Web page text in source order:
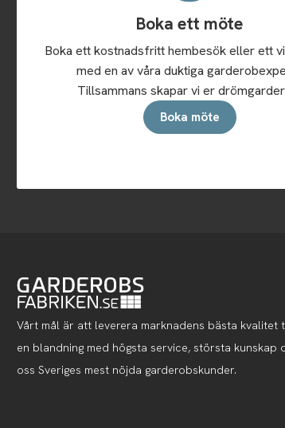
Boka ett möte
Boka ett kostnadsfritt hembesök eller ett
med en av våra duktiga
Tillsammans skapar vi er
Boka möte
Vårt mål är att leverera marknadens bästa
en blandning med högsta service, största kunskap
oss Sveriges mest nöjda garderobskunder.